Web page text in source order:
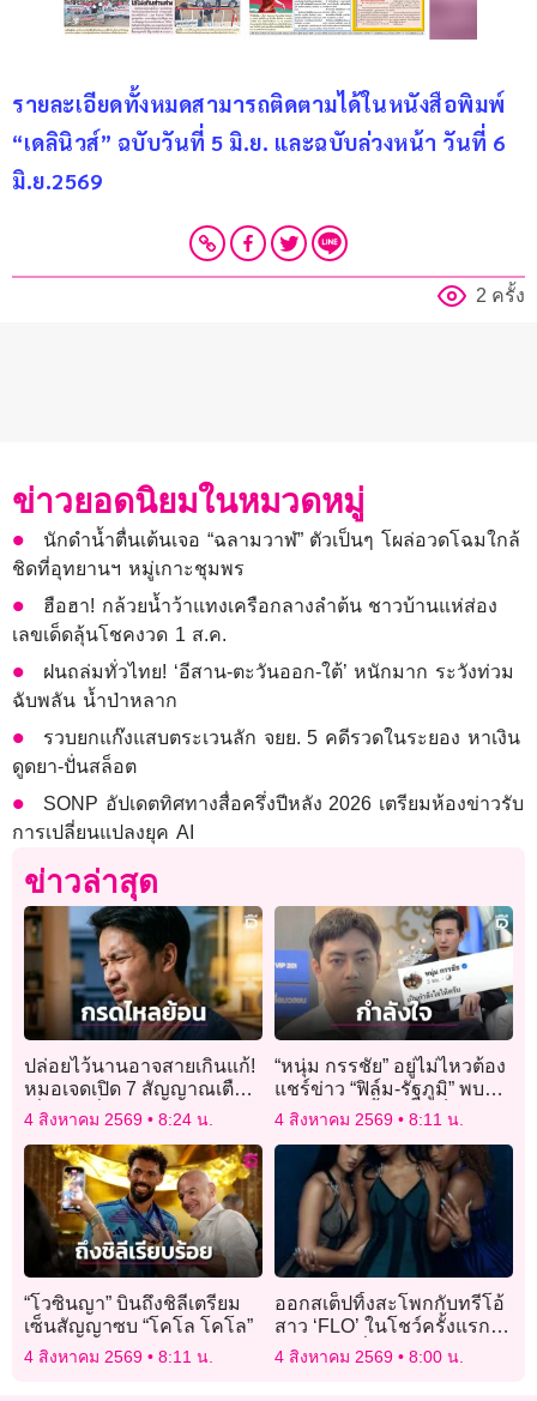
รายละเอียดทั้งหมดสามารถติดตามได้ในหนังสือพิมพ์
“เดลินิวส์” ฉบับวันที่ 5 มิ.ย. และฉบับล่วงหน้า วันที่ 6
มิ.ย.2569
2 ครั้ง
ข่าวยอดนิยมในหมวดหมู่
นักดำน้ำตื่นเต้นเจอ “ฉลามวาฬ” ตัวเป็นๆ โผล่อวดโฉมใกล้
ชิดที่อุทยานฯ หมู่เกาะชุมพร
ฮือฮา! กล้วยน้ำว้าแทงเครือกลางลำต้น ชาวบ้านแห่ส่อง
เลขเด็ดลุ้นโชคงวด 1 ส.ค.
ฝนถล่มทั่วไทย! ‘อีสาน-ตะวันออก-ใต้’ หนักมาก ระวังท่วม
ฉับพลัน น้ำป่าหลาก
รวบยกแก๊งแสบตระเวนลัก จยย. 5 คดีรวดในระยอง หาเงิน
ดูดยา-ปั่นสล็อต
SONP อัปเดตทิศทางสื่อครึ่งปีหลัง 2026 เตรียมห้องข่าวรับ
การเปลี่ยนแปลงยุค AI
ข่าวล่าสุด
ปล่อยไว้นานอาจสายเกินแก้!
หมอเจดเปิด 7 สัญญาณเตือน
เมื่อไหร่ที่ “กรดไหลย้อน” ต้อง
4 สิงหาคม 2569 8:24 น.
“หนุ่ม กรรชัย” อยู่ไม่ไหวต้อง
แชร์ข่าว “ฟิล์ม-รัฐภูมิ” พบดี
เอไอ พร้อมย้ำตรงๆเป็นกำลัง
4 สิงหาคม 2569 8:11 น.
“โวซินญา” บินถึงชิลีเตรียม
เซ็นสัญญาซบ “โคโล โคโล”
4 สิงหาคม 2569 8:11 น.
ออกสเต็ปทิ้งสะโพกกับทรีโอ้
สาว ‘FLO’ ในโชว์ครั้งแรกใน
ไทย เอฟซีตื่นเต้นหนักมาก
4 สิงหาคม 2569 8:00 น.